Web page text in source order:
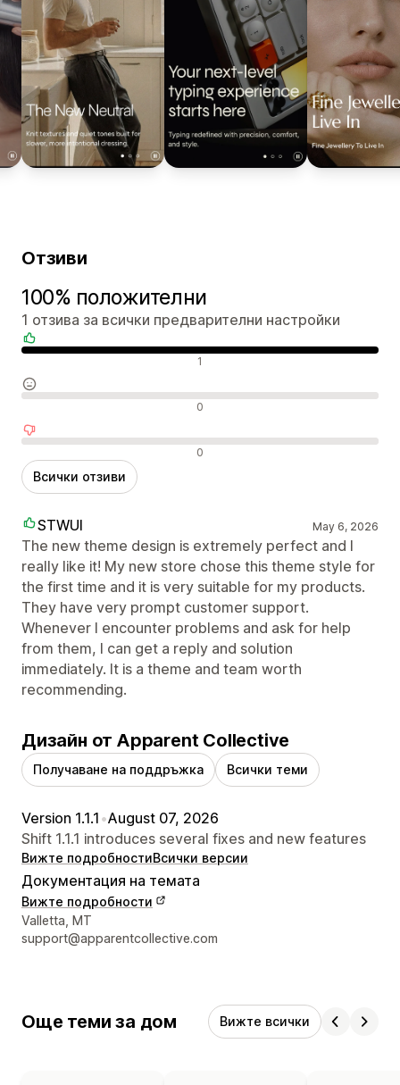
Отзиви
100% положителни
1 отзива за всички предварителни настройки
1
0
0
Всички отзиви
STWUI May 6, 2026
The new theme design is extremely perfect and I
really like it! My new store chose this theme style for
the first time and it is very suitable for my products.
They have very prompt customer support.
Whenever I encounter problems and ask for help
from them, I can get a reply and solution
immediately. It is a theme and team worth
recommending.
Дизайн от Apparent Collective
Получаване на поддръжка Всички теми
Version 1.1.1 •August 07, 2026
Shift 1.1.1 introduces several fixes and new features
Вижте подробностиВсички версии
Документация на темата
Вижте подробности
Данни за връзка с дизайнера
Valletta, MT
support@apparentcollective.com
Още теми за дом Вижте всички